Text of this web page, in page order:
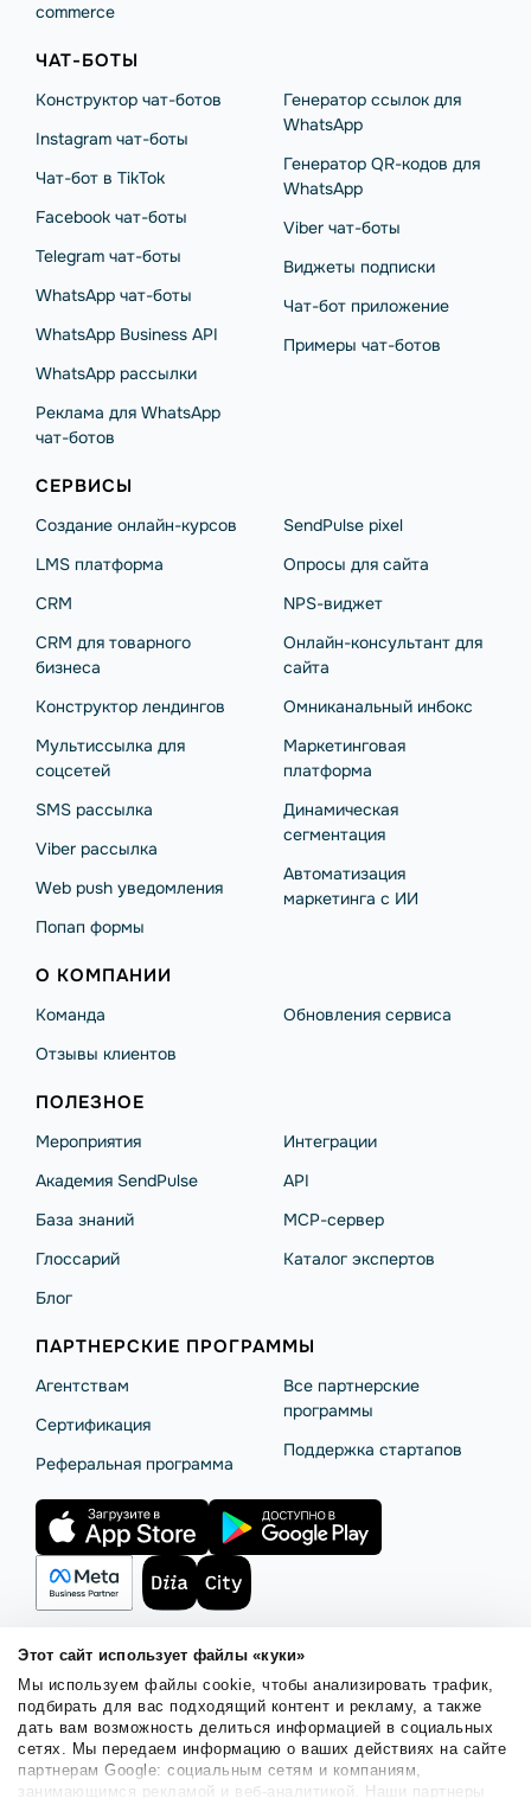
Этот сайт использует файлы «куки»
Мы используем файлы cookie, чтобы анализировать трафик,
подбирать для вас подходящий контент и рекламу, а также
дать вам возможность делиться информацией в социальных
сетях. Мы передаем информацию о ваших действиях на сайте
партнерам Google: социальным сетям и компаниям,
занимающимся рекламой и веб-аналитикой. Наши партнеры
commerce
ЧАТ-БОТЫ
Конструктор чат-ботов
Instagram чат-боты
Чат-бот в TikTok
Facebook чат-боты
Telegram чат-боты
WhatsApp чат-боты
WhatsApp Business API
WhatsApp рассылки
Реклама для WhatsApp
чат-ботов
Генератор ссылок для
WhatsApp
Генератор QR-кодов для
WhatsApp
Viber чат-боты
Виджеты подписки
Чат-бот приложение
Примеры чат-ботов
СЕРВИСЫ
Создание онлайн-курсов
LMS платформа
CRM
CRM для товарного
бизнеса
Конструктор лендингов
Мультиссылка для
соцсетей
SMS рассылка
Viber рассылка
Web push уведомления
Попап формы
SendPulse pixel
Опросы для сайта
NPS-виджет
Онлайн-консультант для
сайта
Омниканальный инбокс
Маркетинговая
платформа
Динамическая
сегментация
Автоматизация
маркетинга с ИИ
О КОМПАНИИ
Команда
Отзывы клиентов
Обновления сервиса
ПОЛЕЗНОЕ
Мероприятия
Академия SendPulse
База знаний
Глоссарий
Блог
Интеграции
API
MCP-сервер
Каталог экспертов
ПАРТНЕРСКИЕ ПРОГРАММЫ
Агентствам
Сертификация
Реферальная программа
Все партнерские
программы
Поддержка стартапов
Правила использованияБезопасность SendPulse
Политика конфиденциальности Политика Cookies
© 2015 - 2026. ООО «СендПульс». Все права защищены.